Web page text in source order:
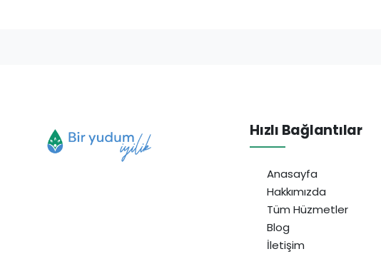
Hızlı Bağlantılar
Anasayfa
Hakkımızda
Tüm Hüzmetler
Blog
İletişim